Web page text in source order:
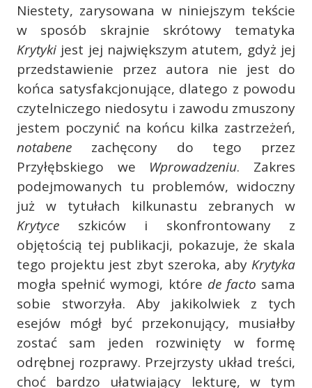
Niestety, zarysowana w niniejszym tekście
w sposób skrajnie skrótowy tematyka
Krytyki jest jej największym atutem, gdyż jej
przedstawienie przez autora nie jest do
końca satysfakcjonujące, dlatego z powodu
czytelniczego niedosytu i zawodu zmuszony
jestem poczynić na końcu kilka zastrzeżeń,
notabene zachęcony do tego przez
Przyłębskiego we Wprowadzeniu. Zakres
podejmowanych tu problemów, widoczny
już w tytułach kilkunastu zebranych w
Krytyce szkiców i skonfrontowany z
objętością tej publikacji, pokazuje, że skala
tego projektu jest zbyt szeroka, aby Krytyka
mogła spełnić wymogi, które de facto sama
sobie stworzyła. Aby jakikolwiek z tych
esejów mógł być przekonujący, musiałby
zostać sam jeden rozwinięty w formę
odrębnej rozprawy. Przejrzysty układ treści,
choć bardzo ułatwiający lekturę, w tym